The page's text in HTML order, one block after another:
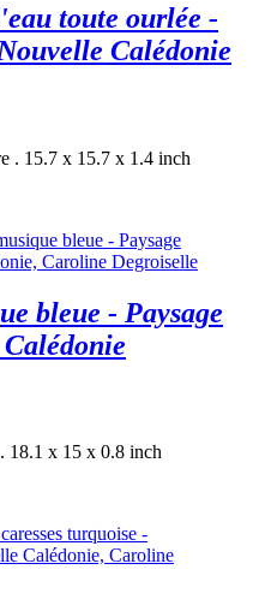
toute ourlée -
Calédonie
. 15.7 x 15.7 x 1.4 inch
bleue - Paysage
18.1 x 15 x 0.8 inch